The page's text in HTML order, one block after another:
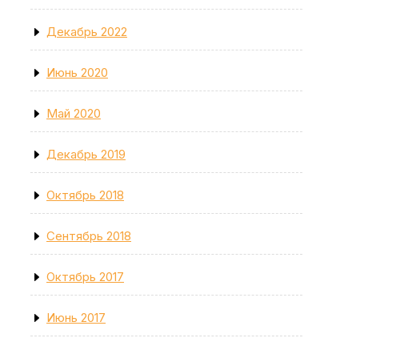
Декабрь 2022
Июнь 2020
Май 2020
Декабрь 2019
Октябрь 2018
Сентябрь 2018
Октябрь 2017
Июнь 2017